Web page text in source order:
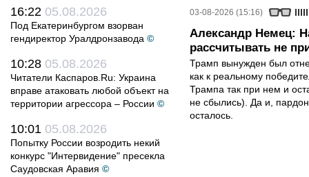
16:22 05.08.2026
Под Екатеринбургом взорван
гендиректор Уралдронзавода ©
10:28 05.08.2026
Читатели Каспаров.Ru: Украина
вправе атаковать любой объект на
территории агрессора – России ©
10:01 05.08.2026
Попытку России возродить некий
конкурс "Интервидение" пресекла
Саудовская Аравия ©
03-08-2026 (15:16)
Александр Немец:
рассчитывать не
Трамп вынужден был
как к реальному
Трампа так при нем и
не сбылись). Да и,
осталось.